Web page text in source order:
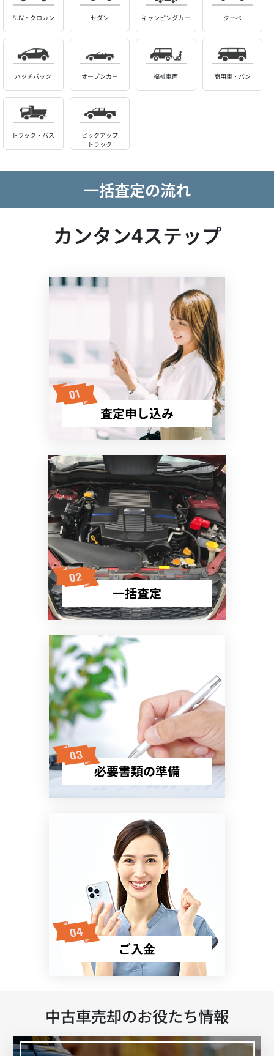
SUV・クロカン セダン キャンピングカー クーペ
ハッチバック オープンカー 福祉車両 商用車・バン
トラック・バス
ピックアップ
トラック
一括査定の流れ
カンタン4ステップ
査定申し込み
一括査定
必要書類の準備
ご入金
中古車売却のお役たち情報